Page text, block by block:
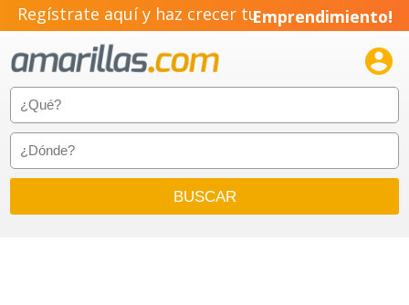
Regístrate aquí y haz crecer tuEmprendimiento!
